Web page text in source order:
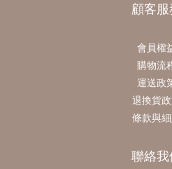
顧客服
會員權
購物流
運送政
退換貨
條款與
聯絡我